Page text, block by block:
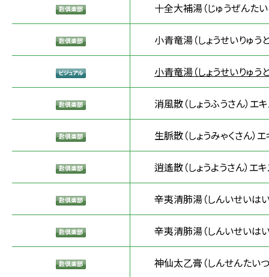
十全大補湯（じゅうぜんた
小青竜湯（しょうせいりゅう
小青竜湯（しょうせいりゅう
消風散（しょうふうさん）エ
生脈散（しょうみゃくさん）
逍遙散（しょうようさん）エ
辛夷清肺湯（しんいせいは
辛夷清肺湯（しんいせいはい
神仙太乙膏（しんせんたいつ